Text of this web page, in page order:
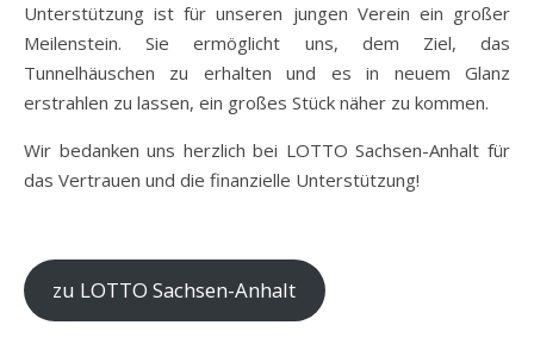
Unterstützung ist für unseren jungen Verein ein großer
Meilenstein. Sie ermöglicht uns, dem Ziel, das
Tunnelhäuschen zu erhalten und es in neuem Glanz
erstrahlen zu lassen, ein großes Stück näher zu kommen.
Wir bedanken uns herzlich bei LOTTO Sachsen-Anhalt für
das Vertrauen und die finanzielle Unterstützung!
zu LOTTO Sachsen-Anhalt